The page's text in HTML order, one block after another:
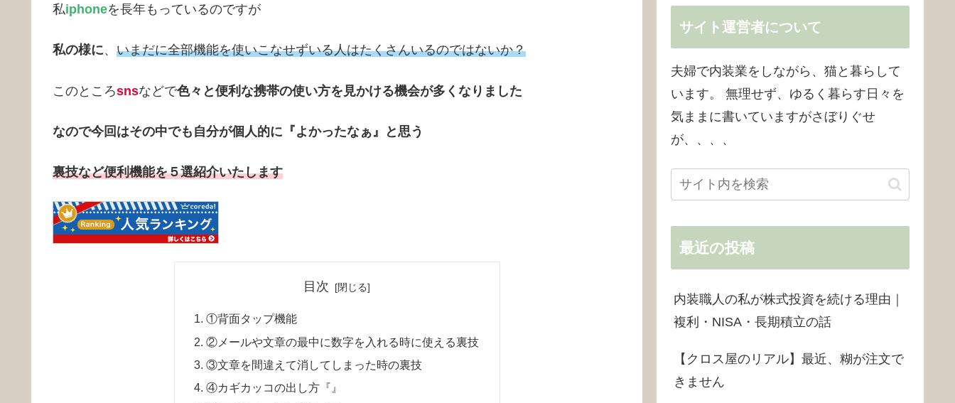
私iphoneを長年もっているのですが
私の様に、 いまだに全部機能を使いこなせずいる人はたくさんいるのではないか？
このところsnsなどで色々と便利な携帯の使い方を見かける機会が多くなりました
なので今回はその中でも 自分が個人的に『よかったなぁ』と思う
裏技など便利機能を５選紹介いたします
目次
①背面タップ機能
②メールや文章の最中に数字を入れる時に使える裏技
③文章を間違えて消してしまった時の裏技
④カギカッコの出し方『』
サイト運営者について
夫婦で内装業をしながら、猫と暮らして
います。 無理せず、ゆるく暮らす日々を
気ままに書いていますがさぼりぐせ
が、、、、
最近の投稿
内装職人の私が株式投資を続ける理由｜
複利・NISA・長期積立の話
【クロス屋のリアル】最近、糊が注文で
きません